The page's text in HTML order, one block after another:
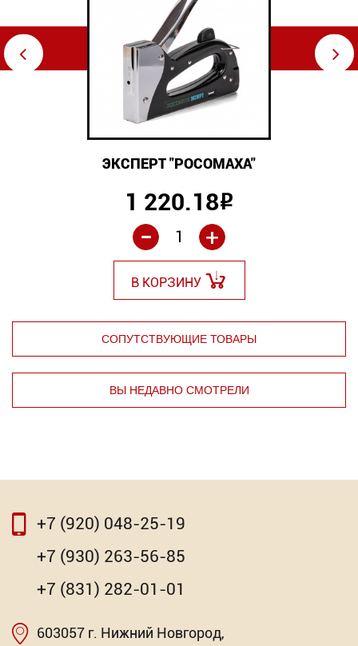
⇦
ЭКСПЕРТ "РОСОМАХА"
1 220.18Р
+
-
В КОРЗИНУ
⇨
СОПУТСТВУЮЩИЕ ТОВАРЫ
⇦
ЭКСПЕРТ "РОСОМАХА"
1 220.18Р
⇨
ВЫ НЕДАВНО СМОТРЕЛИ
⇦
Насадка для МФИ ЗУБР DIAMOND керамика,
+7 (920) 048-25-19
+7 (930) 263-56-85
+7 (831) 282-01-01
603057 г. Нижний Новгород,